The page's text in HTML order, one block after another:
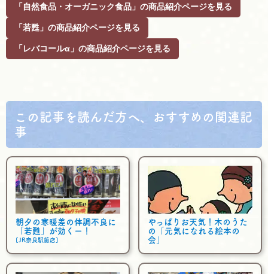
b
o
k
t
e
「自然食品・オーガニック食品」の商品紹介ページを見る
「若甦」の商品紹介ページを見る
「レバコールα」の商品紹介ページを見る
この記事を読んだ方へ、おすすめの関連記
事
朝夕の寒暖差の体調不良に
「若甦」が効くー！
[JR奈良駅前店]
やっぱりお天気！木のうた
の「元気になれる絵本の
会」